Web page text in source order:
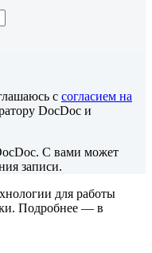
с согласием на
DocDoc и
С вами может
записи.
для работы
Подробнее — в